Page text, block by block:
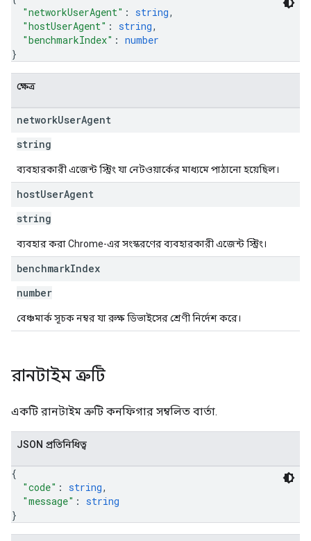
"networkUserAgent" : string,
"hostUserAgent" : string,
"benchmarkIndex" : number
}
ক্ষেত্র
networkUserAgent
string
ব্যবহারকারী এজেন্ট স্ট্রিং যা নেটওয়ার্কের মাধ্যমে পাঠানো হয়েছিল।
hostUserAgent
string
ব্যবহার করা Chrome-এর সংস্করণের ব্যবহারকারী এজেন্ট স্ট্রিং।
benchmarkIndex
number
বেঞ্চমার্ক সূচক নম্বর যা রুক্ষ ডিভাইসের শ্রেণী নির্দেশ করে।
রানটাইম ত্রুটি
একটি রানটাইম ত্রুটি কনফিগার সম্বলিত বার্তা.
JSON প্রতিনিধিত্ব
{
"code" : string,
"message" : string
}